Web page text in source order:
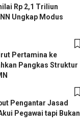
Rp 2,1 Triliun
Ungkap Modus
Pertamina ke
Pangkas Struktur
Pengantar Jasad
Pegawai tapi Bukan